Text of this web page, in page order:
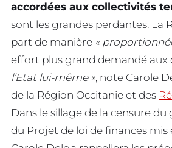
accordées aux collectivités
sont les grandes perdantes. La
part de manière «
effort plus grand demandé aux
l’Etat lui-même », note Carole
de la Région Occitanie et des
Dans le sillage de la censure
du Projet de loi de finances mis